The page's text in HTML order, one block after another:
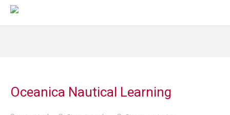
Oceanica Nautical Learning